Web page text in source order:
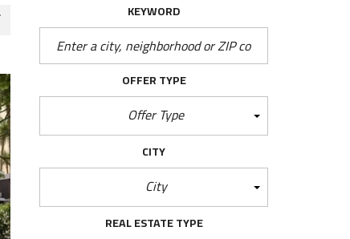
KEYWORD
OFFER TYPE
Offer Type
CITY
City
REAL ESTATE TYPE